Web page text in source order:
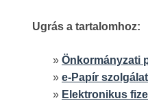
Ugrás a tartalomhoz:
» Önkormányzati
» e-Papír
» Elektronikus